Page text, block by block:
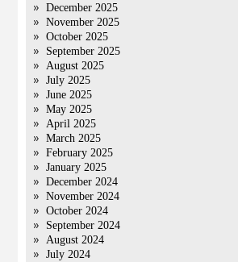
December 2025
November 2025
October 2025
September 2025
August 2025
July 2025
June 2025
May 2025
April 2025
March 2025
February 2025
January 2025
December 2024
November 2024
October 2024
September 2024
August 2024
July 2024